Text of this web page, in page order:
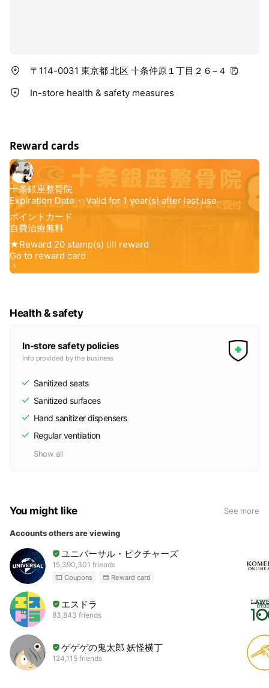
〒114-0031 東京都 北区 十条仲原１丁目２６−４
In-store health & safety measures
Reward cards
Health & safety
In-store safety policies
Info provided by the business
Sanitized seats
Sanitized surfaces
Hand sanitizer dispensers
Regular ventilation
Show all
You might like See more
Accounts others are viewing
ユニバーサル・ピクチャーズ
15,390,301 friends
Coupons Reward card
エスドラ
83,843 friends
ゲゲゲの鬼太郎 妖怪横丁
124,115 friends